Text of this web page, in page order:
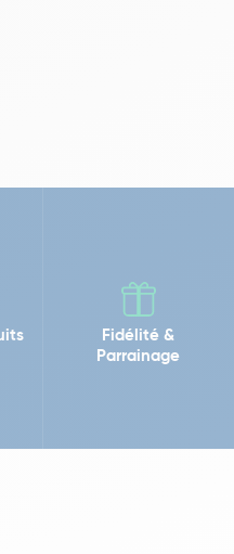
Fidélité &
Parrainage